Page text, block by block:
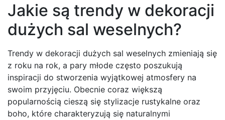
Jakie są trendy w dekoracji
dużych sal weselnych?
Trendy w dekoracji dużych sal weselnych zmieniają się
z roku na rok, a pary młode często poszukują
inspiracji do stworzenia wyjątkowej atmosfery na
swoim przyjęciu. Obecnie coraz większą
popularnością cieszą się stylizacje rustykalne oraz
boho, które charakteryzują się naturalnymi